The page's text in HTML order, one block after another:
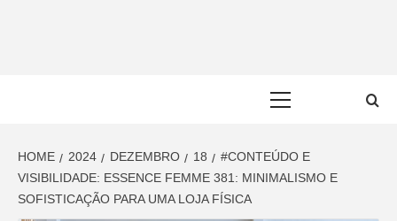
HOME 2024 DEZEMBRO 18
#CONTEÚDO E
VISIBILIDADE: ESSENCE FEMME 381: MINIMALISMO E
SOFISTICAÇÃO PARA UMA LOJA FÍSICA